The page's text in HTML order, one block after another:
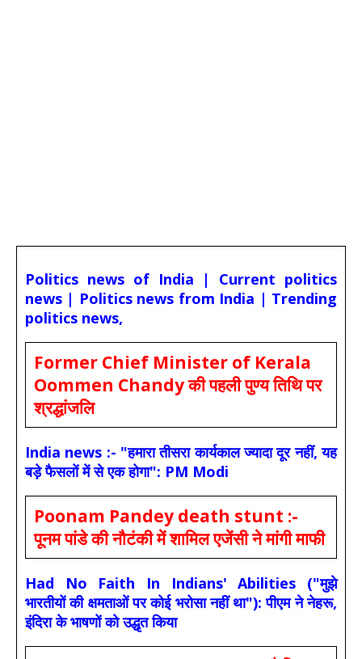
Politics news of India | Current politics
news | Politics news from India | Trending
politics news,
Former Chief Minister of Kerala
Oommen Chandy की पहली पुण्य तिथि पर
श्रद्धांजलि
India news :- "हमारा तीसरा कार्यकाल ज्यादा दूर नहीं, यह
बड़े फैसलों में से एक होगा": PM Modi
Poonam Pandey death stunt :-
पूनम पांडे की नौटंकी में शामिल एजेंसी ने मांगी माफी
Had No Faith In Indians' Abilities ("मुझे
भारतीयों की क्षमताओं पर कोई भरोसा नहीं था"): पीएम ने नेहरू,
इंदिरा के भाषणों को उद्धृत किया